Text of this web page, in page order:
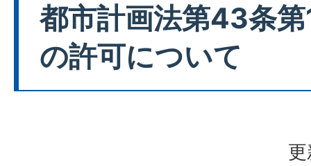
都市計画法第43条
の許可について